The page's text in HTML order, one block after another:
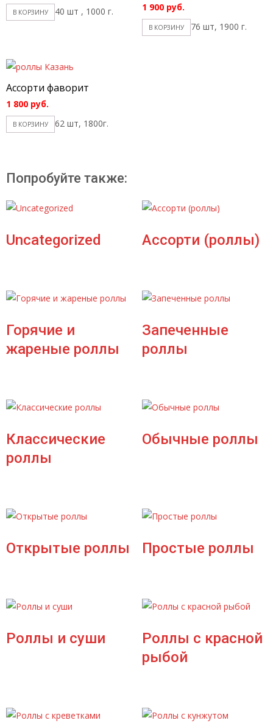
В КОРЗИНУ 40 шт , 1000 г. 1 900 руб.
В КОРЗИНУ 76 шт, 1900 г.
Ассорти фаворит
1 800 руб.
В КОРЗИНУ 62 шт, 1800г.
Попробуйте также:
Uncategorized Ассорти (роллы)
Горячие и
жареные роллы
Запеченные
роллы
Классические
роллы
Обычные роллы
Открытые роллы Простые роллы
Роллы и суши
Роллы с красной
рыбой